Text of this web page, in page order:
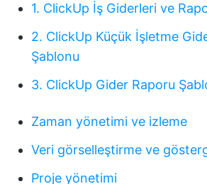
1. ClickUp İş Giderleri ve
2. ClickUp Küçük İşletme
Şablonu
3. ClickUp Gider Raporu
Zaman yönetimi ve izleme
Veri görselleştirme ve
Proje yönetimi